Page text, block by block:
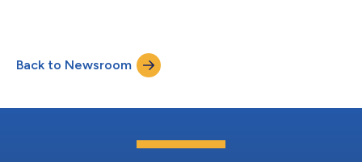
Pipistrel. Desenvolvida especificamente para atender às
exigências em evolução do treinamento de pilotos, a Voyager
foi projetada para estar conforme a...
Back to Newsroom